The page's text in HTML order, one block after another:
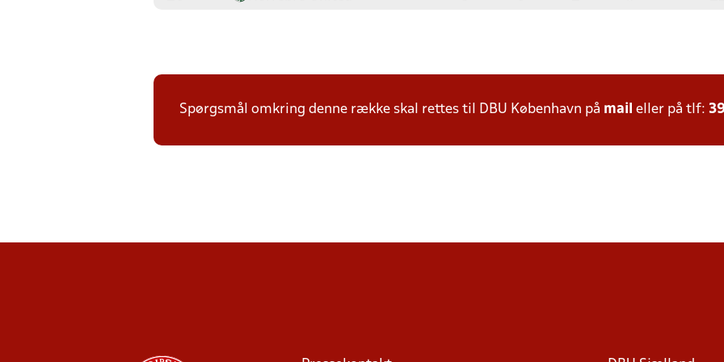
Spørgsmål omkring denne række skal rettes til DBU København på mail eller på tlf: